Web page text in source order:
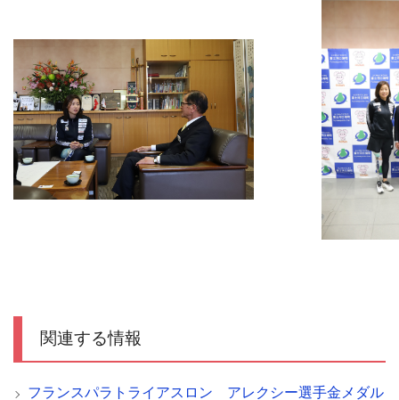
関連する情報
フランスパラトライアスロン アレクシー選手金メダル